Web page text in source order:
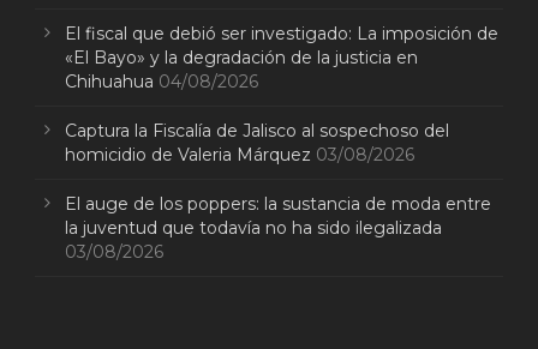
El fiscal que debió ser investigado: La imposición de
«El Bayo» y la degradación de la justicia en
Chihuahua 04/08/2026
Captura la Fiscalía de Jalisco al sospechoso del
homicidio de Valeria Márquez 03/08/2026
El auge de los poppers: la sustancia de moda entre
la juventud que todavía no ha sido ilegalizada
03/08/2026